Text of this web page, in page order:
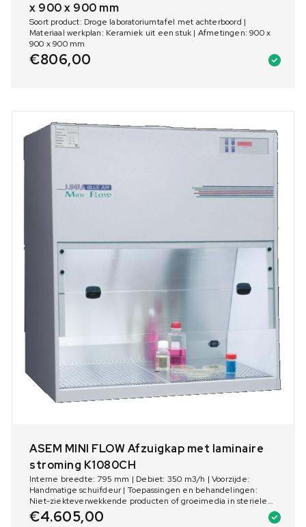
x 900 x 900 mm
Soort product: Droge laboratoriumtafel met achterboord |
Materiaal werkplan: Keramiek uit een stuk | Afmetingen: 900 x
900 x 900 mm
€806,00
ASEM MINI FLOW Afzuigkap met laminaire
stroming K1080CH
Interne breedte: 795 mm | Debiet: 350 m3/h | Voorzijde:
Handmatige schuifdeur | Toepassingen en behandelingen:
Niet-ziekteverwekkende producten of groeimedia in steriele
omgeving | Verlichting: 1 LED-lamp 10W | Aantal ventilators: 1
€4.605,00